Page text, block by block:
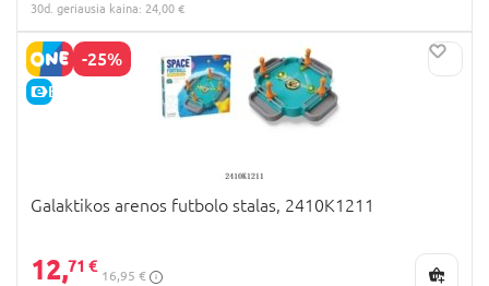
30d. geriausia kaina: 24,00 €
-25%
E-KAINA
Galaktikos arenos futbolo stalas, 2410K1211
12,71 €
16,95 €